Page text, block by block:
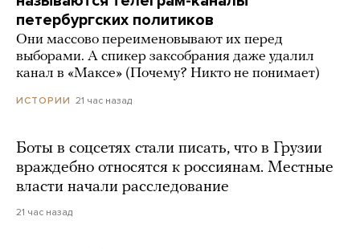
петербургских политиков
Они массово переименовывают их перед
выборами. А спикер заксобрания даже удалил
канал в «Максе» (Почему? Никто не понимает)
ИСТОРИИ 21 час назад
Боты в соцсетях стали писать, что в Грузии
враждебно относятся к россиянам. Местные
власти начали расследование
21 час назад